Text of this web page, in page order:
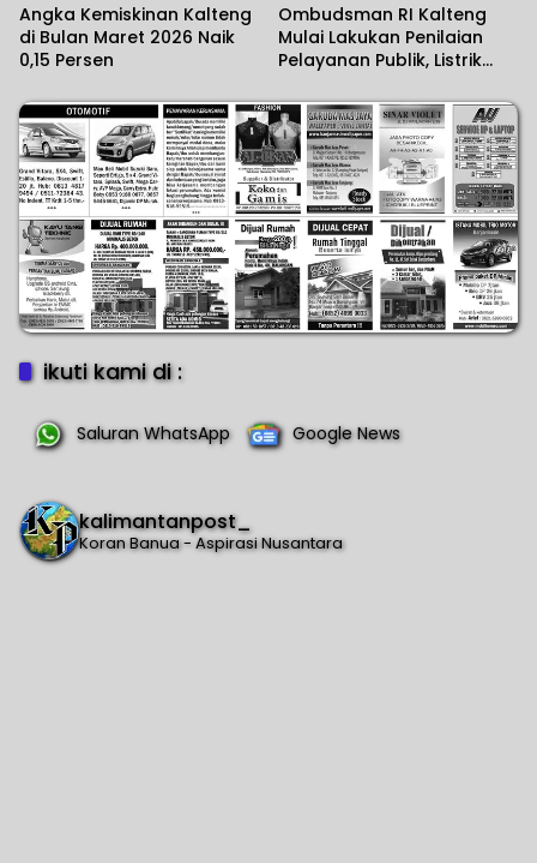
Angka Kemiskinan Kalteng
di Bulan Maret 2026 Naik
0,15 Persen
Ombudsman RI Kalteng
Mulai Lakukan Penilaian
Pelayanan Publik, Listrik
ikuti kami di :
Saluran WhatsApp Google News
kalimantanpost_
Koran Banua - Aspirasi Nusantara